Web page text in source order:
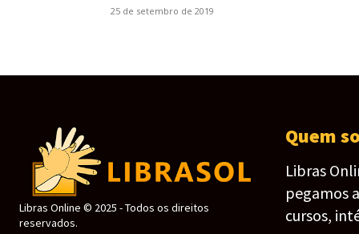
25 de setembro de 2019
Libras Online © 2025 - Todos os direitos
reservados.
Quem
Libras
pegamos
cursos,